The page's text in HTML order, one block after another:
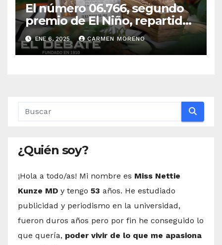
El número 06.766, segundo
premio de El Niño, repartido
por toda Andalucía excepto
Huelva
ENE 6, 2025 CARMEN MORENO
¿Quién soy?
¡Hola a todo/as! Mi nombre es Miss Nettie
Kunze MD y tengo 53 años. He estudiado
publicidad y periodismo en la universidad,
fueron duros años pero por fin he conseguido lo
que quería, poder vivir de lo que me apasiona